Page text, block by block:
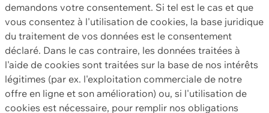
demandons votre consentement. Si tel est le cas et que
vous consentez à l'utilisation de cookies, la base juridique
du traitement de vos données est le consentement
déclaré. Dans le cas contraire, les données traitées à
l'aide de cookies sont traitées sur la base de nos intérêts
légitimes (par ex. l'exploitation commerciale de notre
offre en ligne et son amélioration) ou, si l'utilisation de
cookies est nécessaire, pour remplir nos obligations